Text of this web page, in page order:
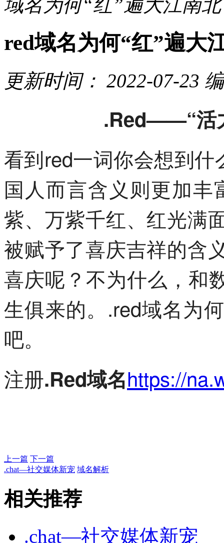
域名为何“红”遍大江南北
red域名为何“红”遍大
更新时间： 2022-07-23
.Red——“活
看到red一词你会想到
国人而言含义则更加
紫、万紫千红、红光满
被赋予了喜庆吉祥的含
喜庆呢？不为什么，和
生俱来的。.red域名为
吧。
注册.Red域名https://
上一篇 下一篇
.chat—社交媒体新宠 域名解析
相关推荐
.chat—社交媒体新宠